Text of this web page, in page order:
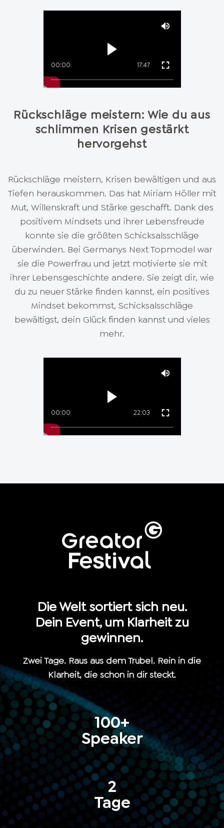
00:00 17:47
Rückschläge meistern: Wie du aus
schlimmen Krisen gestärkt
hervorgehst
Rückschläge meistern, Krisen bewältigen und aus
Tiefen herauskommen. Das hat Miriam Höller mit
Mut, Willenskraft und Stärke geschafft. Dank des
positivem Mindsets und ihrer Lebensfreude
konnte sie die größten Schicksalsschläge
überwinden. Bei Germanys Next Topmodel war
sie die Powerfrau und jetzt motivierte sie mit
ihrer Lebensgeschichte andere. Sie zeigt dir, wie
du zu neuer Stärke finden kannst, ein positives
Mindset bekommst, Schicksalsschläge
bewältigst, dein Glück finden kannst und vieles
mehr.
00:00 22:03
Die Welt sortiert sich neu.
Dein Event, um Klarheit zu
gewinnen.
Zwei Tage. Raus aus dem Trubel. Rein in die
Klarheit, die schon in dir steckt.
100+
Speaker
2
Tage